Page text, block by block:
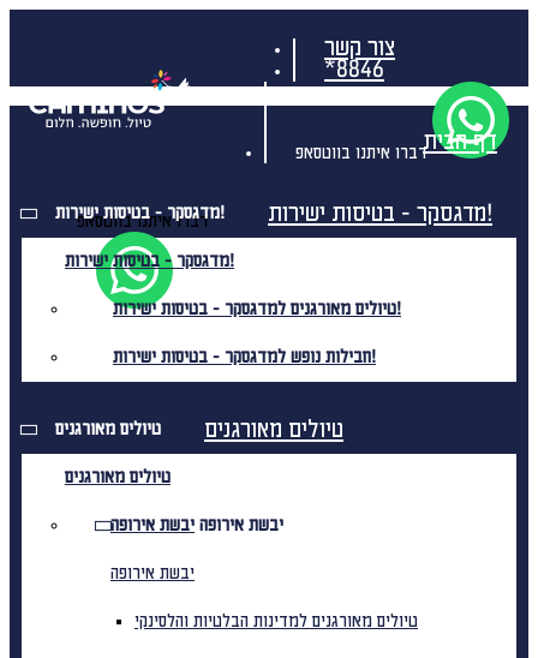
צור קשר
*8846
דברו איתנו בווטסאפ
דברו איתנו בווטסאפ
דף הבית
מדגסקר - בטיסות ישירות! מדגסקר - בטיסות ישירות!
מדגסקר - בטיסות ישירות!
טיולים מאורגנים למדגסקר - בטיסות ישירות!
חבילות נופש למדגסקר - בטיסות ישירות!
טיולים מאורגנים טיולים מאורגנים
טיולים מאורגנים
יבשת אירופה יבשת אירופה
יבשת אירופה
טיולים מאורגנים למדינות הבלטיות והלסינקי